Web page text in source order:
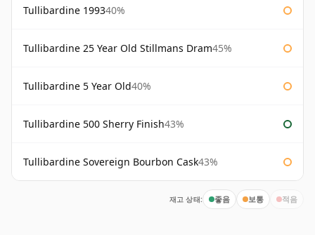
Tullibardine 199340%
Tullibardine 25 Year Old Stillmans Dram45%
Tullibardine 5 Year Old40%
Tullibardine 500 Sherry Finish43%
Tullibardine Sovereign Bourbon Cask43%
재고 상태: 좋음 보통 적음